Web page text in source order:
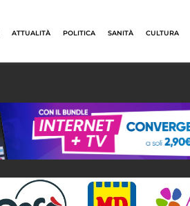
ATTUALITÀ POLITICA SANITÀ CULTURA